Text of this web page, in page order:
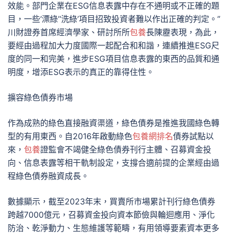
效能。部門企業在ESG信息表露中存在不通明或不正確的題
目，一些‘漂綠’‘洗綠’項目招致投資者難以作出正確的判定。”
川財證券首席經濟學家、研討所所包養長陳靂表現，為此，
要經由過程加大力度國際一起配合和和諧，連續推進ESG尺
度的同一和完美，進步ESG項目信息表露的東西的品質和通
明度，增添ESG表示的真正的靠得住性。
擴容綠色債券市場
作為成熟的綠色直接融資渠道，綠色債券是推進我國綠色轉
型的有用東西。自2016年啟動綠色包養網排名債券試點以
來， 包養證監會不竭健全綠色債券刊行主體、召募資金投
向、信息表露等相干軌制設定，支撐合適前提的企業經由過
程綠色債券融資成長。
數據顯示，截至2023年末，買賣所市場累計刊行綠色債券
跨越7000億元，召募資金投向資本節儉與輪迴應用、淨化
防治、乾淨動力、生態維護等範疇，有用領導要素資本更多